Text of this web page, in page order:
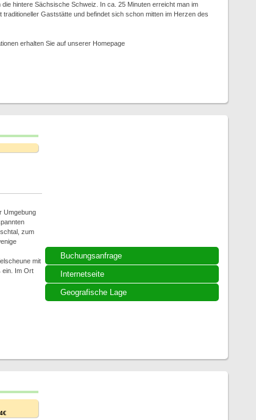
hintere Sächsische Schweiz. In ca. 25 Minuten erreicht man im
traditioneller Gaststätte und befindet sich schon mitten im Herzen des
erhalten Sie auf unserer Homepage
Buchungsanfrage
Internetseite
Geografische Lage
Umgebung
zum
mit
ein. Im Ort